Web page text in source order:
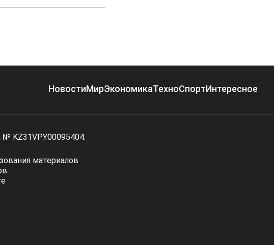
НовостиМирЭкономикаТехноСпортИнтересное
№ KZ31VPY00095404.
материалов